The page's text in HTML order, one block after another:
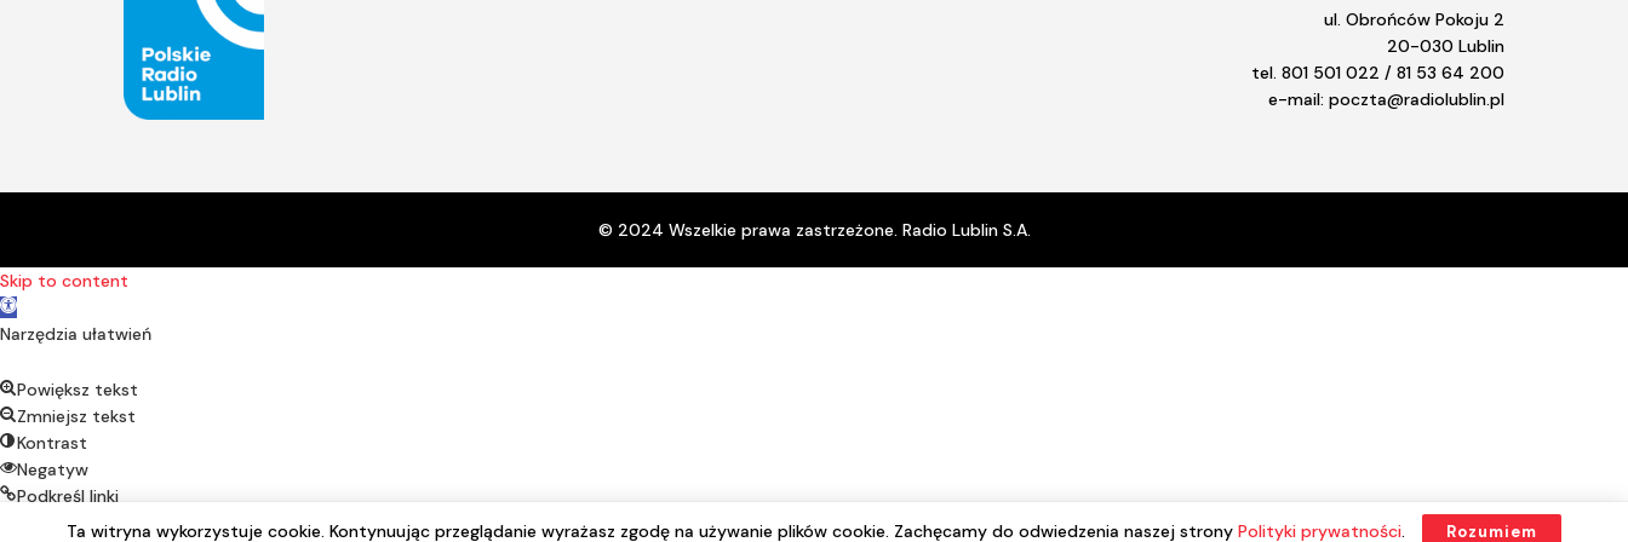
ul. Obrońców Pokoju 2
20-030 Lublin
tel. 801 501 022 / 81 53 64 200
e-mail: poczta@radiolublin.pl
© 2024 Wszelkie prawa zastrzeżone. Radio Lublin S.A.
Ta witryna wykorzystuje cookie. Kontynuując przeglądanie wyrażasz zgodę na używanie plików cookie. Zachęcamy do odwiedzenia naszej strony Polityki prywatności. Rozumiem
Skip to content
Open toolbar
Narzędzia ułatwień
Powiększ tekst
Zmniejsz tekst
Kontrast
Negatyw
Podkreśl linki
Czcionka alternatywna